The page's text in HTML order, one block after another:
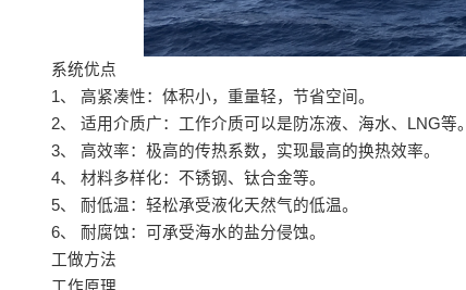
系统优点
1、 高紧凑性：体积小，重量轻，节省空间。
2、 适用介质广：工作介质可以是防冻液、海水、LNG等。
3、 高效率：极高的传热系数，实现最高的换热效率。
4、 材料多样化：不锈钢、钛合金等。
5、 耐低温：轻松承受液化天然气的低温。
6、 耐腐蚀：可承受海水的盐分侵蚀。
工做方法